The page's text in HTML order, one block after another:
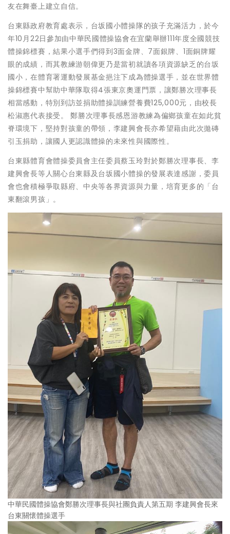
友在舞臺上建立自信。
台東縣政府教育處表示，台坂國小體操隊的孩子充滿活力，於今
年10月22日參加由中華民國體操協會在宜蘭舉辦111年度全國競技
體操錦標賽，結果小選手們得到3面金牌、7面銀牌、1面銅牌耀
眼的成績，而其教練游朝偉更乃是當初就讀各項資源缺乏的台坂
國小，在體育署運動發展基金挹注下成為體操選手，並在世界體
操錦標賽中幫助中華隊取得4張東京奧運門票，讓鄭勝次理事長
相當感動，特別到訪並捐助體操訓練營養費125,000元，由校長
松淑惠代表接受。 鄭勝次理事長感恩游教練為偏鄉孩童在如此貧
脊環境下，堅持對孩童的帶領，李建興會長亦希望藉由此次拋磚
引玉捐助，讓國人更認識體操的未來性與國際性。
台東縣體育會體操委員會主任委員蔡玉玲對於鄭勝次理事長、李
建興會長等人關心台東縣及台坂國小體操的發展表達感謝，委員
會也會積極爭取縣府、中央等各界資源與力量，培育更多的「台
東翻滾男孩」。
中華民國體操協會鄭勝次理事長與社團負責人第五期 李建興會長來
台東關懷體操選手